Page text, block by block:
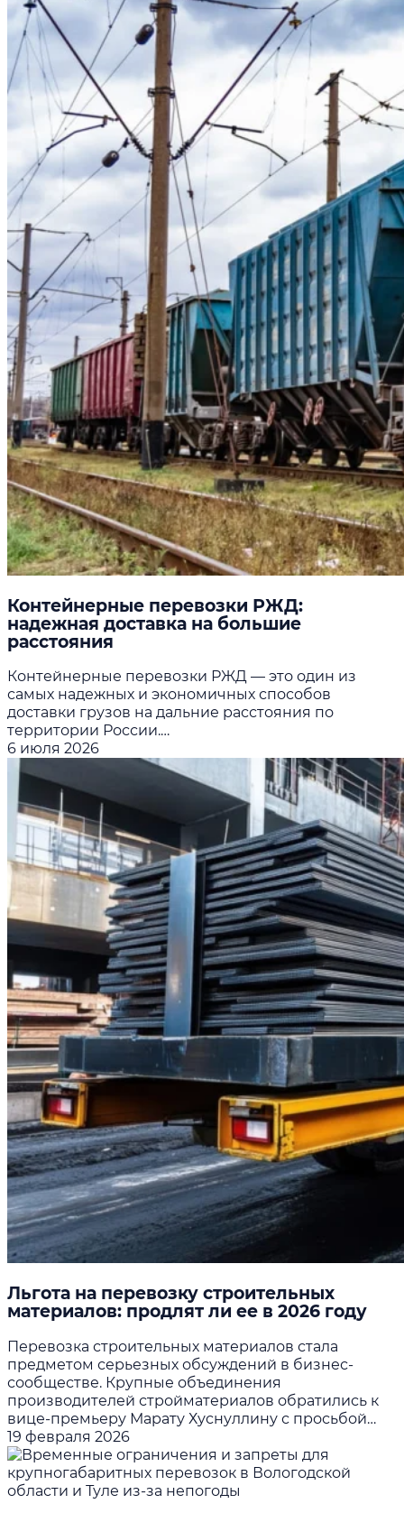
Контейнерные перевозки РЖД:
надежная доставка на большие
расстояния
Контейнерные перевозки РЖД — это один из
самых надежных и экономичных способов
доставки грузов на дальние расстояния по
территории России.…
6 июля 2026
Льгота на перевозку строительных
материалов: продлят ли ее в 2026 году
Перевозка строительных материалов стала
предметом серьезных обсуждений в бизнес-
сообществе. Крупные объединения
производителей стройматериалов обратились к
вице-премьеру Марату Хуснуллину с просьбой…
19 февраля 2026